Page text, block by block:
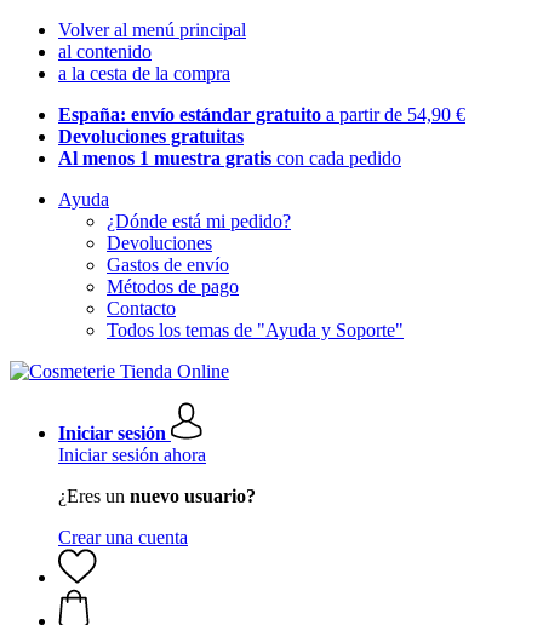
Volver al menú principal
al contenido
a la cesta de la compra
España: envío estándar gratuito a partir de 54,90 €
Devoluciones gratuitas
Al menos 1 muestra gratis con cada pedido
Ayuda
¿Dónde está mi pedido?
Devoluciones
Gastos de envío
Métodos de pago
Contacto
Todos los temas de "Ayuda y Soporte"
Iniciar sesión
Iniciar sesión ahora
¿Eres un nuevo usuario?
Crear una cuenta